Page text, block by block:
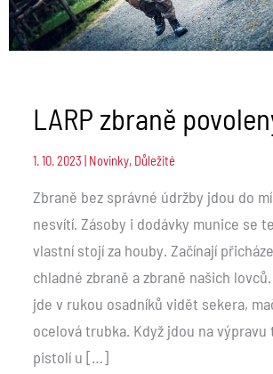
LARP zbraně
1. 10. 2023 Novinky, Důležité
Zbraně bez správné údržby jdou do
nesvítí. Zásoby i dodávky munice se
vlastní stojí za houby. Začínají
chladné zbraně a zbraně našich
jde v rukou osadníků vidět sekera,
ocelová trubka. Když jdou na výpravu
pistolí u […]